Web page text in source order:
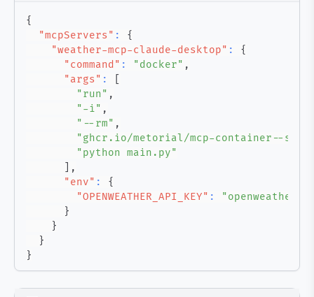
{
"mcpServers" :
{
"weather-mcp-claude-desktop" :
{
"command" : "docker" ,
"args" :
"run" ,
"-i" ,
"--rm" ,
"ghcr.io/metorial/mcp-container--
"python main.py"
,
"env" :
{
"OPENWEATHER_API_KEY" :
"openweather-
}
}
}
}